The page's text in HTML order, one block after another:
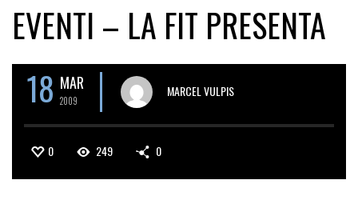
EVENTI – LA FIT PRESENTA
18 MAR
2009
MARCEL VULPIS
0 249 0